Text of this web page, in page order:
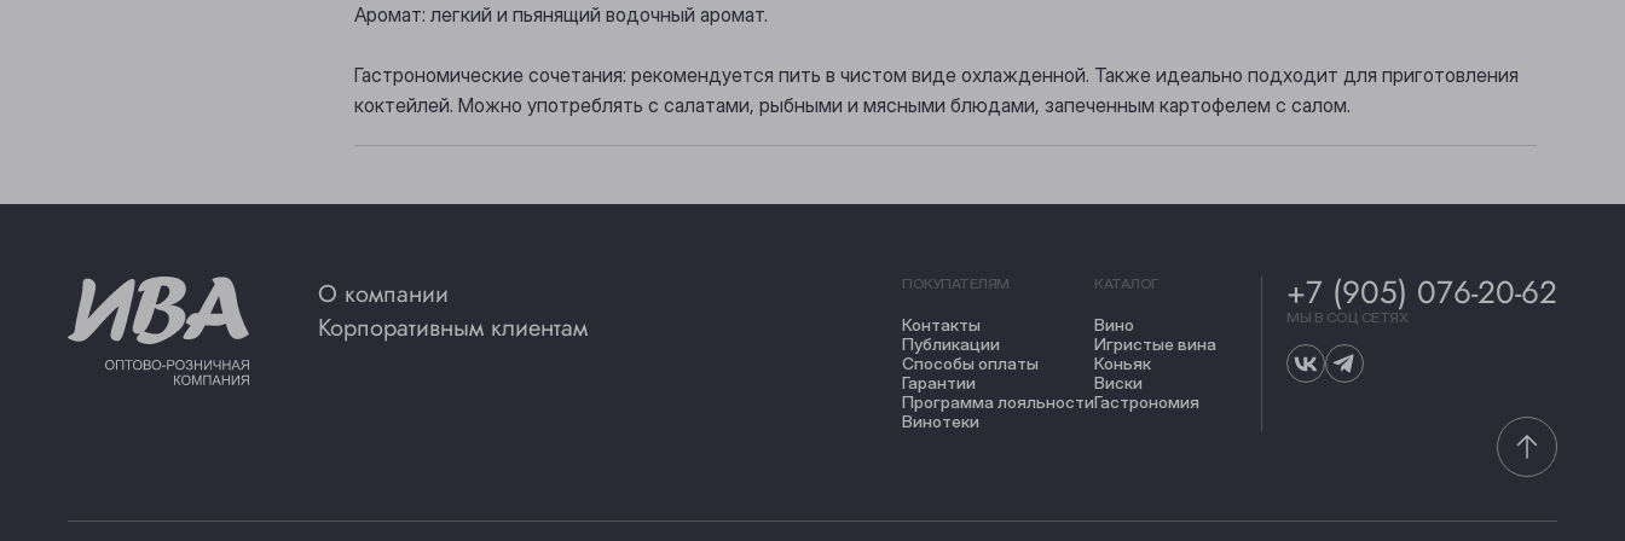
Аромат: легкий и пьянящий водочный аромат.
Гастрономические сочетания: рекомендуется пить в чистом виде охлажденной. Также идеально подходит для приготовления
коктейлей. Можно употреблять с салатами, рыбными и мясными блюдами, запеченным картофелем с салом.
О компании
Корпоративным клиентам
ПОКУПАТЕЛЯМ
Контакты
Публикации
Способы оплаты
Гарантии
Программа лояльности
Винотеки
КАТАЛОГ
Вино
Игристые вина
Коньяк
Виски
Гастрономия
+7 (905) 076-20-62
МЫ В СОЦ СЕТЯХ